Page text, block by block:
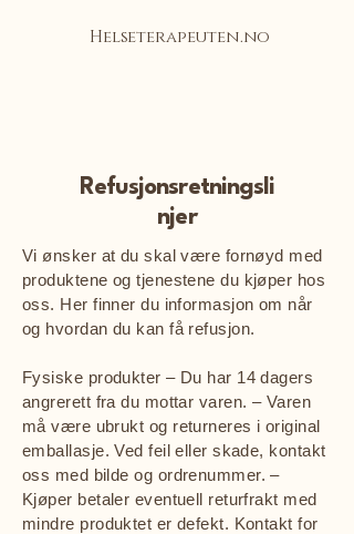
Helseterapeuten.no
Refusjonsretningsli
njer
Vi ønsker at du skal være fornøyd med
produktene og tjenestene du kjøper hos
oss. Her finner du informasjon om når
og hvordan du kan få refusjon.
Fysiske produkter – Du har 14 dagers
angrerett fra du mottar varen. – Varen
må være ubrukt og returneres i original
emballasje. Ved feil eller skade, kontakt
oss med bilde og ordrenummer. –
Kjøper betaler eventuell returfrakt med
mindre produktet er defekt. Kontakt for